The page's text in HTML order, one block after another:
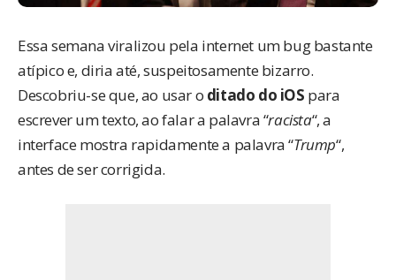
Essa semana viralizou pela internet um bug bastante
atípico e, diria até, suspeitosamente bizarro.
Descobriu-se que, ao usar o ditado do iOS para
escrever um texto, ao falar a palavra “racista“, a
interface mostra rapidamente a palavra “Trump“,
antes de ser corrigida.